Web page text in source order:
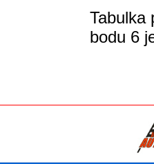
Tabulka
bodu 6